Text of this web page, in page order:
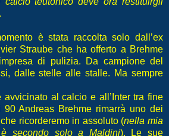
è stata raccolta solo dall’ex
Straube che ha offerto a Brehme
di pulizia. Da campione del
dalle stelle alle stalle. Ma sempre
al calcio e all’Inter tra fine
Andreas Brehme rimarrà uno dei
ricorderemo in assoluto (nella mia
secondo solo a Maldini). Le sue